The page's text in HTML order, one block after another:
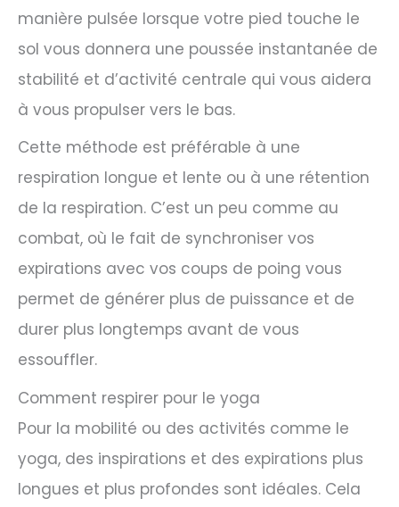
manière pulsée lorsque votre pied touche le
sol vous donnera une poussée instantanée de
stabilité et d’activité centrale qui vous aidera
à vous propulser vers le bas.
Cette méthode est préférable à une
respiration longue et lente ou à une rétention
de la respiration. C’est un peu comme au
combat, où le fait de synchroniser vos
expirations avec vos coups de poing vous
permet de générer plus de puissance et de
durer plus longtemps avant de vous
essouffler.
Comment respirer pour le yoga
Pour la mobilité ou des activités comme le
yoga, des inspirations et des expirations plus
longues et plus profondes sont idéales. Cela